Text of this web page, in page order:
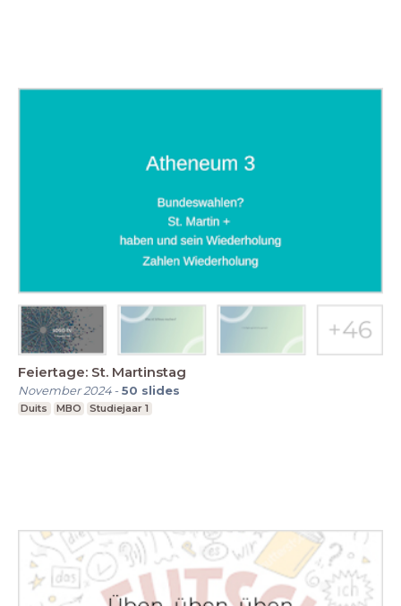
Feiertage: St. Martinstag
November 2024-50 slides
Duits MBO Studiejaar 1